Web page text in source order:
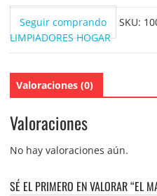
Seguir comprando SKU:
LIMPIADORES HOGAR
Valoraciones (0)
Valoraciones
No hay valoraciones aún.
SÉ EL PRIMERO EN VALORAR “EL